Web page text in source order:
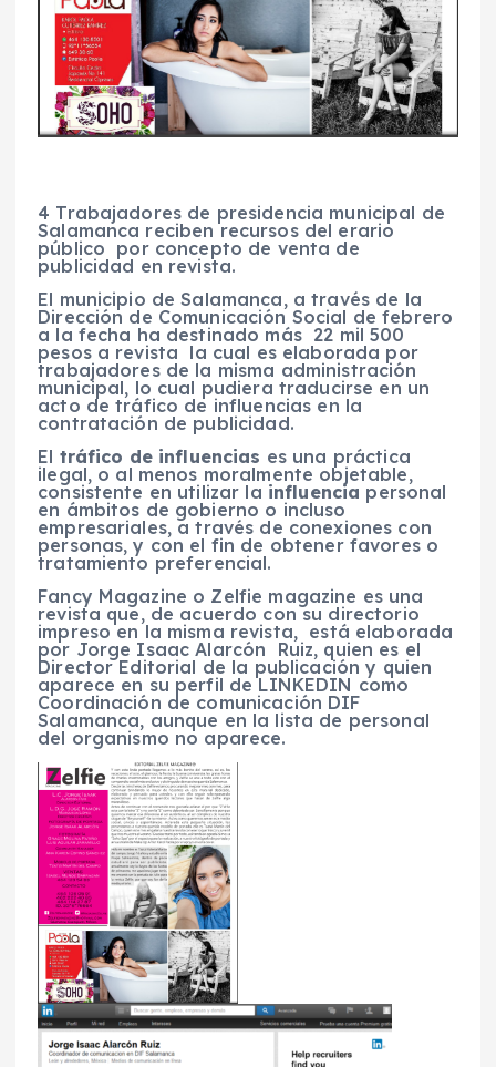
4 Trabajadores de presidencia municipal de
Salamanca reciben recursos del erario
público por concepto de venta de
publicidad en revista.
El municipio de Salamanca, a través de la
Dirección de Comunicación Social de febrero
a la fecha ha destinado más 22 mil 500
pesos a revista la cual es elaborada por
trabajadores de la misma administración
municipal, lo cual pudiera traducirse en un
acto de tráfico de influencias en la
contratación de publicidad.
El tráfico de influencias es una práctica
ilegal, o al menos moralmente objetable,
consistente en utilizar la influencia personal
en ámbitos de gobierno o incluso
empresariales, a través de conexiones con
personas, y con el fin de obtener favores o
tratamiento preferencial.
Fancy Magazine o Zelfie magazine es una
revista que, de acuerdo con su directorio
impreso en la misma revista, está elaborada
por Jorge Isaac Alarcón Ruiz, quien es el
Director Editorial de la publicación y quien
aparece en su perfil de LINKEDIN como
Coordinación de comunicación DIF
Salamanca, aunque en la lista de personal
del organismo no aparece.